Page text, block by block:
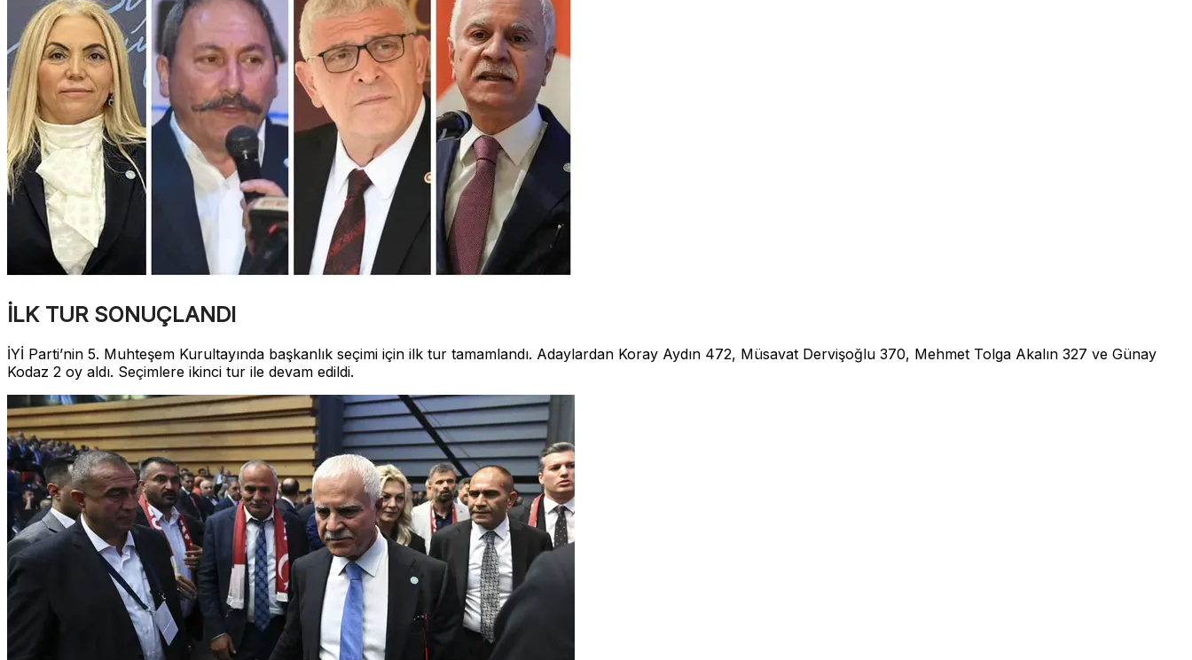
İLK TUR SONUÇLANDI
İYİ Parti’nin 5. Muhteşem Kurultayında başkanlık seçimi için ilk tur tamamlandı. Adaylardan Koray Aydın 472, Müsavat Dervişoğlu 370, Mehmet Tolga Akalın 327 ve Günay
Kodaz 2 oy aldı. Seçimlere ikinci tur ile devam edildi.